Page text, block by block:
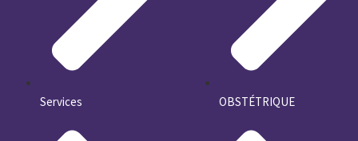
Services OBSTÉTRIQUE